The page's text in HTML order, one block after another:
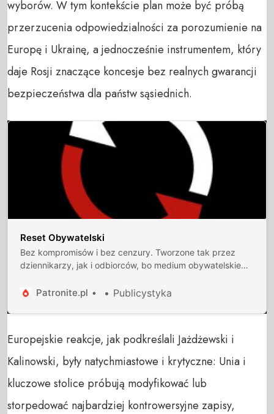
wyborów. W tym kontekście plan może być próbą
przerzucenia odpowiedzialności za porozumienie na
Europę i Ukrainę, a jednocześnie instrumentem, który
daje Rosji znaczące koncesje bez realnych gwarancji
bezpieczeństwa dla państw sąsiednich.
Reset Obywatelski
Bez kompromisów i bez cenzury. Tworzone tak przez
dziennikarzy, jak i odbiorców, bo medium obywatelskie
dziennikarzami a odbiorcami.
Patronite.pl Publicystyka
Europejskie reakcje, jak podkreślali Jażdżewski i
Kalinowski, były natychmiastowe i krytyczne: Unia i
kluczowe stolice próbują modyfikować lub
storpedować najbardziej kontrowersyjne zapisy,